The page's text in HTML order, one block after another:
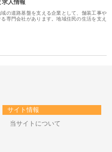
求人情報
の道路基盤を支える企業として、舗装工事や
専門会社があります。地域住民の生活を支え
サイト情報
当サイトについて